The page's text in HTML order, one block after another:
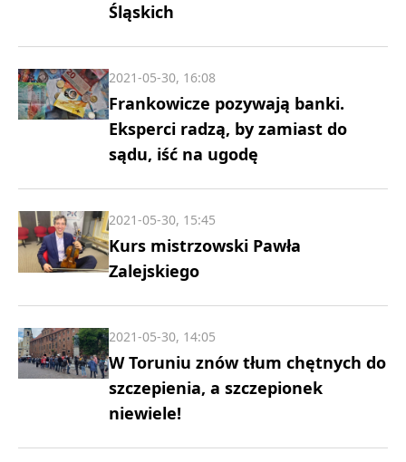
Śląskich
Frankowicze pozywają banki.
Eksperci radzą, by zamiast do
sądu, iść na ugodę
2021-05-30, 16:08
Kurs mistrzowski Pawła
Zalejskiego
2021-05-30, 15:45
W Toruniu znów tłum chętnych do
szczepienia, a szczepionek
niewiele!
2021-05-30, 14:05